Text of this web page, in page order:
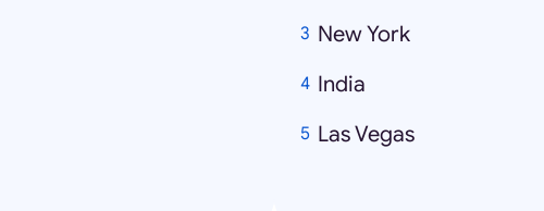
New York
India
Las Vegas